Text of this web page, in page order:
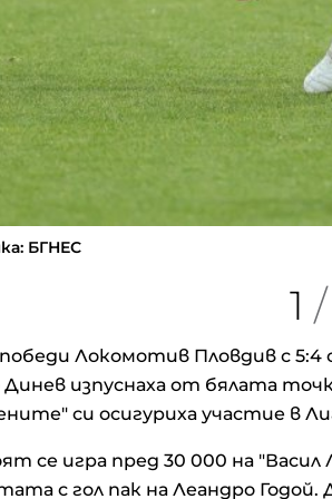
БГНЕС
1
Локомотив Пловдив с 5:4
Динев изпуснаха от бялата
си осигуриха участие в
се игра пред 30 000 на
с гол пак на Леандро